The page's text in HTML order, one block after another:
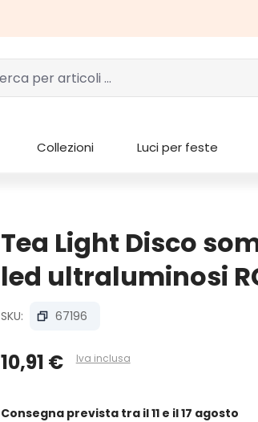
Collezioni Luci per feste
Tea Light Disco
led ultraluminosi
SKU: 67196
10,91 € Iva inclusa
Consegna prevista tra il 11 e il 17 agosto